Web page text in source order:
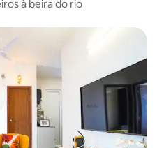
à beira do rio